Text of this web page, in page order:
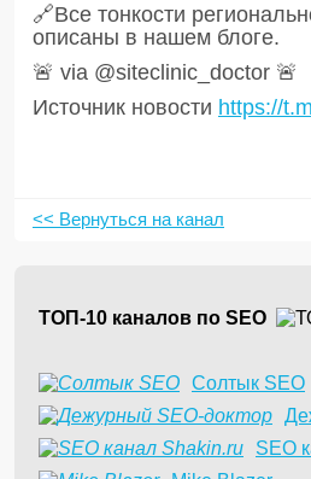
🔗Все тонкости
описаны в нашем блоге.
🚨 via @siteclinic_doctor 🚨
Источник новости https://
<< Вернуться на канал
ТОП-10 каналов по SEO
Солтык SEO
SEO